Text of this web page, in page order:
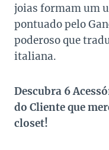
joias formam um
pontuado pelo
poderoso que
italiana.
Descubra 6
do Cliente que
closet!